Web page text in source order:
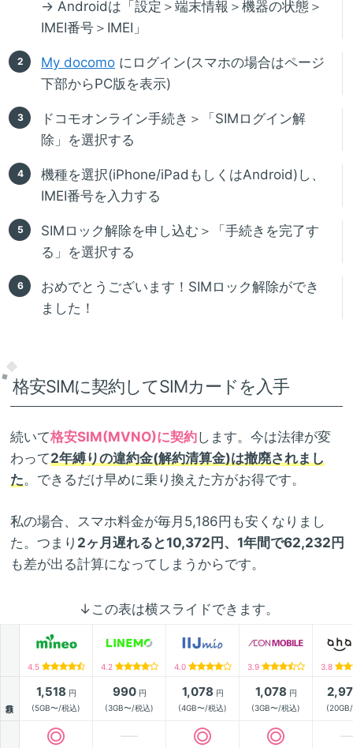
→ Androidは「設定＞端末情報＞機器の状態＞
IMEI番号＞IMEI」
My docomo にログイン(スマホの場合はページ
下部からPC版を表示)
ドコモオンライン手続き＞「SIMログイン解
除」を選択する
機種を選択(iPhone/iPadもしくはAndroid)し、
IMEI番号を入力する
SIMロック解除を申し込む＞「手続きを完了す
る」を選択する
おめでとうございます！SIMロック解除ができ
ました！
格安SIMに契約してSIMカードを入手
続いて格安SIM(MVNO)に契約します。今は法律が変
わって2年縛りの違約金(解約清算金)は撤廃されまし
た。できるだけ早めに乗り換えた方がお得です。
私の場合、スマホ料金が毎月5,186円も安くなりまし
た。つまり 2ヶ月遅れると10,372円、1年間で62,232円
も差が出る計算になってしまうからです。
↓この表は横スライドできます。
4.5 4.2 4.0 3.9 3.8
1,518 円
(5GB〜/税込)
990円
(3GB〜/税込)
1,078 円
(4GB〜/税込)
1,078 円
(3GB〜/税込)